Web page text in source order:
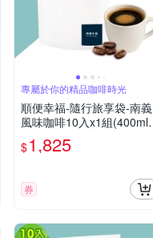
專屬於你的精品咖啡時光
順便幸福-隨行旅享袋-南義
風味咖啡10入x1組(400ml
濾袋 旅行 沖泡)
$1,825
券